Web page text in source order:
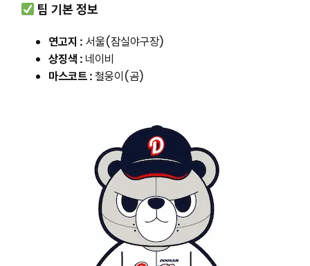
팀 기본 정보
연고지 : 서울(잠실야구장)
상징색 : 네이비
마스코트 :철웅이(곰)